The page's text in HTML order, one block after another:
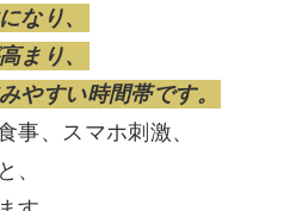
なり、
まり、
やすい時間帯です。
事、スマホ刺激、
、